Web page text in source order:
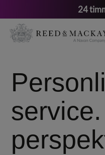
Hoppa
till
24